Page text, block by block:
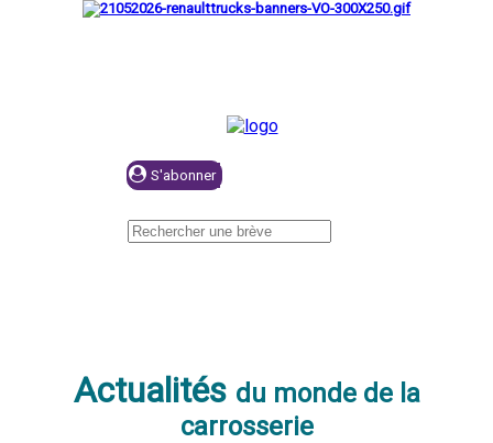
Actualités du monde de la
carrosserie